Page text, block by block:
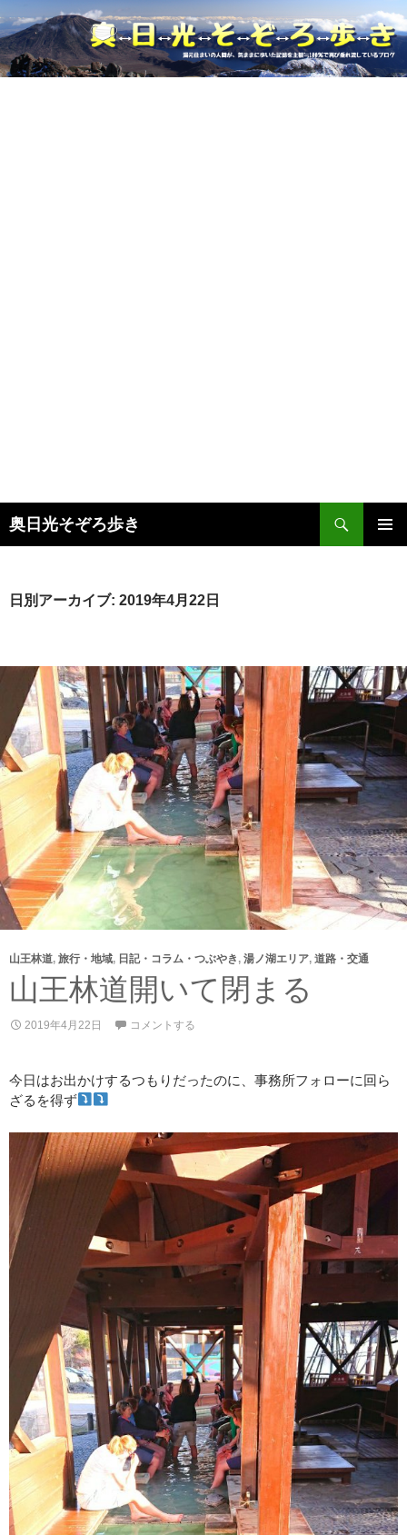
奥日光そぞろ歩き
索
ン
キ
プ
日別アーカイブ: 2019年4月22日
山王林道, 旅行・地域, 日記・コラム・つぶやき , 湯ノ湖エリア, 道路・交通
山王林道開いて閉まる
2019年4月22日 コメントする
今日はお出かけするつもりだったのに、事務所フォローに回ら
ざるを得ず